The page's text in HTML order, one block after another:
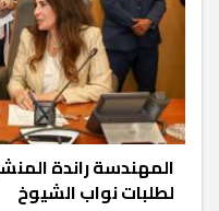
المهندسة راندة
لطلبات نواب الشيوخ